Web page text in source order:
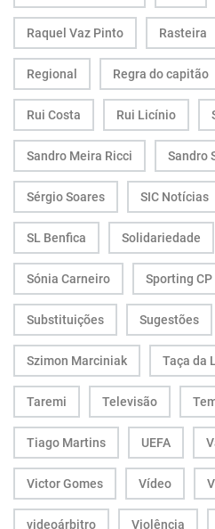
Raquel Vaz Pinto Rasteira
Regional Regra do capitão
Rui Costa Rui Licínio
Sandro Meira Ricci Sandro
Sérgio Soares SIC Notícias
SL Benfica Solidariedade
Sónia Carneiro Sporting CP
Substituições Sugestões
Szimon Marciniak Taça da
Taremi Televisão
Tiago Martins UEFA
Victor Gomes Vídeo
videoárbitro Violência